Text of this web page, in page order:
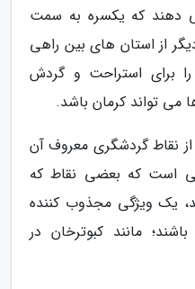
دهند که یکسره به سمت
از استان های بین راهی
برای استراحت و گردش
می تواند کرمان باشد.
از نقاط گردشگری معروف آن
است که بعضی نقاط که
یک ویژگی مجذوب کننده
مانند کبوترخان در